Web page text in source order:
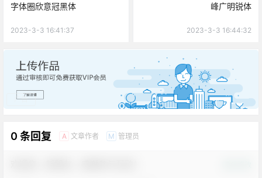
字体圈欣意冠黑体
2023-3-3 16:41:37
峰广明锐体
2023-3-3 16:44:32
广告
0 条回复 A 文章作者 M 管理员